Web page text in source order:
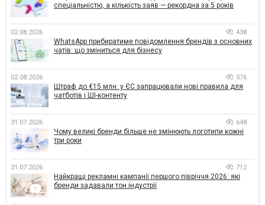
спеціальністю, а кількість заяв — рекордна за 5 років
02.08.2026 438
WhatsApp прибиратиме повідомлення брендів з основних
чатів: що зміниться для бізнесу
02.08.2026 576
Штраф до €15 млн: у ЄС запрацювали нові правила для
чатботів і ШІ-контенту
31.07.2026 648
Чому великі бренди більше не змінюють логотипи кожні
три роки
31.07.2026 712
Найкращі рекламні кампанії першого півріччя 2026: які
бренди задавали тон індустрії